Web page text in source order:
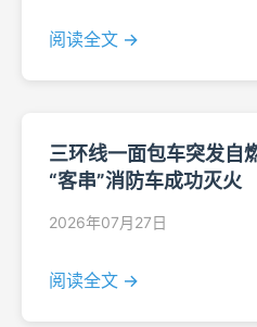
阅读全文 →
三环线一面包车突发自
“客串”消防车成功灭火
2026年07月27日
阅读全文 →